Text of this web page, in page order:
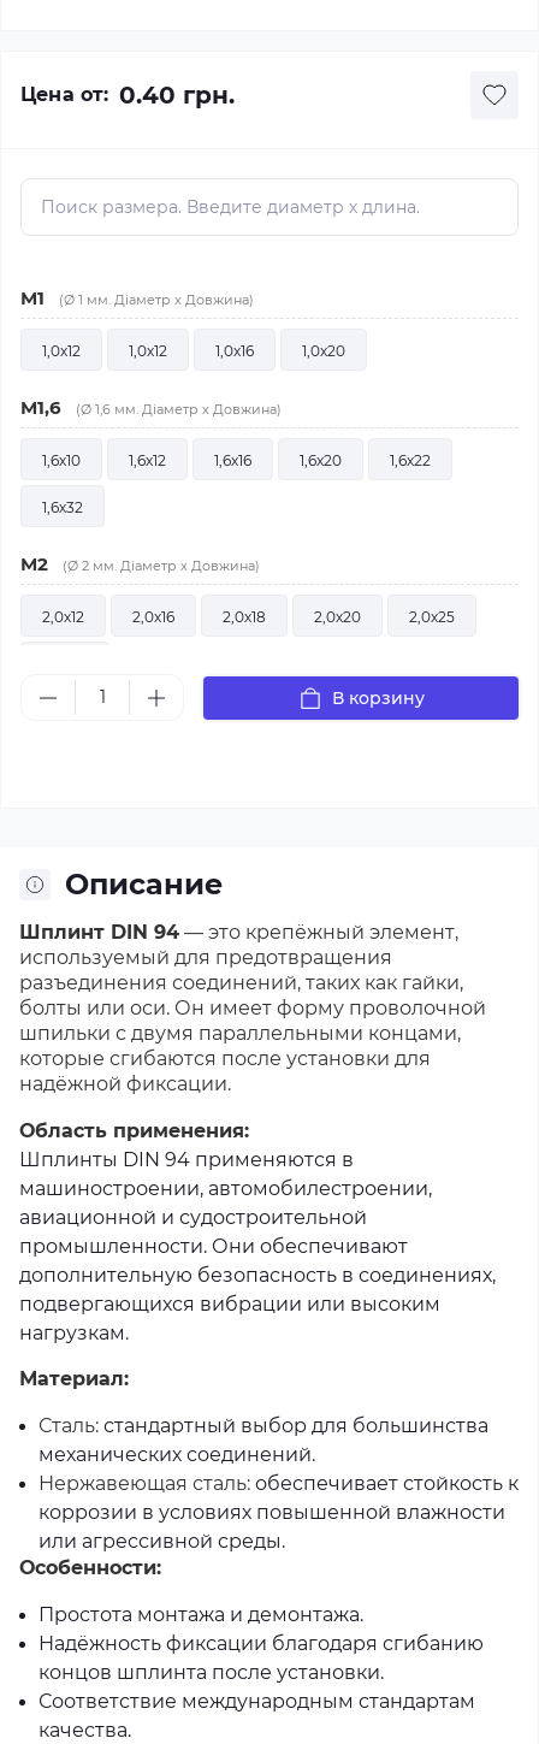
Цена от: 0.40 грн.
M1 (Ø 1 мм. Діаметр х Довжина)
1,0х12 1,0х12 1,0х16 1,0х20
M1,6 (Ø 1,6 мм. Діаметр х Довжина)
1,6х10 1,6х12 1,6х16 1,6х20 1,6х22
1,6х32
M2 (Ø 2 мм. Діаметр х Довжина)
2,0х12 2,0х16 2,0х18 2,0х20 2,0х25
(Ø 2,5 мм. Діаметр х Довжина)
3,2х10 3,2х16 3,2х18
3,2х25 3,2х32 3,2х36 3,2х40 3,2х71
M4 (Ø 4 мм. Діаметр х Довжина)
4,0х25 4,0х32 4,0х40 4,0х45
M5 (Ø 5 мм. Діаметр х Довжина)
5,0х32
5,0х63
M6,3 (Ø 6,3 мм. Діаметр х Довжина)
6,3х25 6,3х50 6,3х63 6,3х80 6,3х125
8,0х63 8,0х90 8,0х100
В корзину
Описание
Шплинт DIN 94 — это крепёжный элемент,
используемый для предотвращения
разъединения соединений, таких как гайки,
болты или оси. Он имеет форму проволочной
шпильки с двумя параллельными концами,
которые сгибаются после установки для
надёжной фиксации.
Область применения:
Шплинты DIN 94 применяются в
машиностроении, автомобилестроении,
авиационной и судостроительной
промышленности. Они обеспечивают
дополнительную безопасность в соединениях,
подвергающихся вибрации или высоким
нагрузкам.
Материал:
Сталь: стандартный выбор для большинства
механических соединений.
Нержавеющая сталь: обеспечивает стойкость к
коррозии в условиях повышенной влажности
или агрессивной среды.
Особенности:
Простота монтажа и демонтажа.
Надёжность фиксации благодаря сгибанию
концов шплинта после установки.
Соответствие международным стандартам
качества.